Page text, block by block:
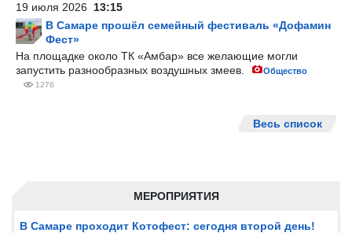
МЕРОПРИЯТИЯ
В Самаре проходит Котофест: сегодня второй день!
19 июля 2026 13:15
В Самаре прошёл семейный фестиваль «Дофамин
Фест»
На площадке около ТК «Амбар» все желающие могли
запустить разнообразных воздушных змеев.
Общество
1276
Весь список